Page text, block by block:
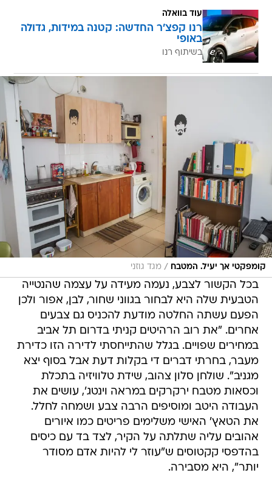
עוד בוואלה
רנו קפצ'ר החדשה: קטנה במידות, גדולה
באופי
בשיתוף רנו
קומפקטי אך יעיל. המטבח / מגד גוזני
בכל הקשור לצבע, נעמה מעידה על עצמה שהנטייה
הטבעית שלה היא לבחור בגווני שחור, לבן, אפור ולכן
הפעם עשתה החלטה מודעת להכניס גם צבעים
אחרים. "את רוב הרהיטים קניתי בדרום תל אביב
במחירים שפויים. בגלל שהתייחסתי לדירה הזו כדירת
מעבר, בחרתי דברים די בקלות דעת אבל בסוף יצא
מגניב". שולחן סלון צהוב, שידת טלוויזיה בתכלת
וכסאות מטבח ירקרקים במראה וינטג', עושים את
העבודה היטב ומוסיפים הרבה צבע ושמחה לחלל.
את הטאץ' האישי משלימים פריטים כמו איורים
אהובים עליה שתלתה על הקיר, לצד בד עם כיסים
בהדפסי קקטוסים ש"עוזר לי להיות אדם מסודר
יותר", היא מסבירה.